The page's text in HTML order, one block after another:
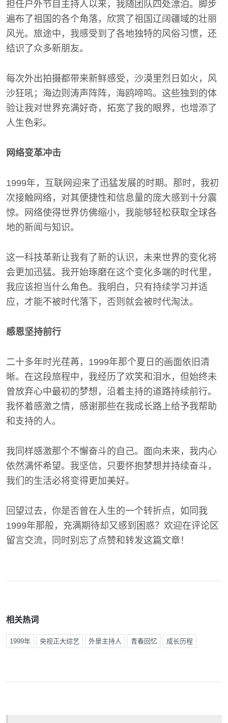
担任户外节目主持人以来，我随团队四处漂泊。脚步
遍布了祖国的各个角落，欣赏了祖国辽阔疆域的壮丽
风光。旅途中，我感受到了各地独特的风俗习惯，还
结识了众多新朋友。
每次外出拍摄都带来新鲜感受，沙漠里烈日如火，风
沙狂吼；海边则涛声阵阵，海鸥啼鸣。这些独到的体
验让我对世界充满好奇，拓宽了我的眼界，也增添了
人生色彩。
网络变革冲击
1999年，互联网迎来了迅猛发展的时期。那时，我初
次接触网络，对其便捷性和信息量的庞大感到十分震
惊。网络使得世界仿佛缩小，我能够轻松获取全球各
地的新闻与知识。
这一科技革新让我有了新的认识，未来世界的变化将
会更加迅猛。我开始琢磨在这个变化多端的时代里，
我应该担当什么角色。我明白，只有持续学习并适
应，才能不被时代落下，否则就会被时代淘汰。
感恩坚持前行
二十多年时光荏苒，1999年那个夏日的画面依旧清
晰。在这段旅程中，我经历了欢笑和泪水，但始终未
曾放弃心中最初的梦想，沿着主持的道路持续前行。
我怀着感激之情，感谢那些在我成长路上给予我帮助
和支持的人。
我同样感激那个不懈奋斗的自己。面向未来，我内心
依然满怀希望。我坚信，只要怀抱梦想并持续奋斗，
我们的生活必将变得更加美好。
回望过去，你是否曾在人生的一个转折点，如同我
1999年那般，充满期待却又感到困惑？欢迎在评论区
留言交流，同时别忘了点赞和转发这篇文章！
相关热词
1999年 央视正大综艺 外景主持人 青春回忆 成长历程